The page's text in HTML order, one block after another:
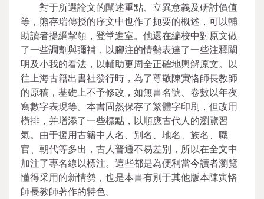
對于所選論文的闡述重點、立異意義及研討價值
等，熊存瑞傳授的序文中也作了扼要的概述，可以輔
助讀者提綱挈領，登堂進室。他還在編校中對原文做
了一些調劑與彌補，以腳注的情勢表達了一些注釋闡
明及小我的看法，以輔助更周全正確地輿解原文。以
往上海古籍出書社發行時，為了尊敬陳寅恪師長教師
的原稿，基礎上不予修改，如無書名號、卷數以年夜
寫數字表現等。本書固然保存了繁體字印刷，但改用
橫排，并增添了一些標點，以順應古代人的瀏覽習
氣。由于援用古籍中人名、別名、地名、族名、職
官、朝代等多出，古人普通不易差別，所以在全文中
加注了專名線以標注。這些都是為便利當今讀者瀏覽
懂得采用的新情勢，也是本書有別于其他版本陳寅恪
師長教師著作的特色。